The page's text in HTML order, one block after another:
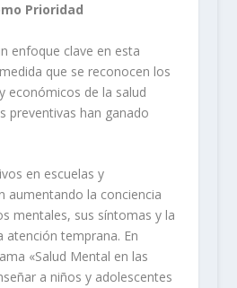
Prioridad
enfoque clave en esta
que se reconocen los
económicos de la salud
preventivas han ganado
en escuelas y
aumentando la conciencia
mentales, sus síntomas y la
atención temprana. En
«Salud Mental en las
a niños y adolescentes